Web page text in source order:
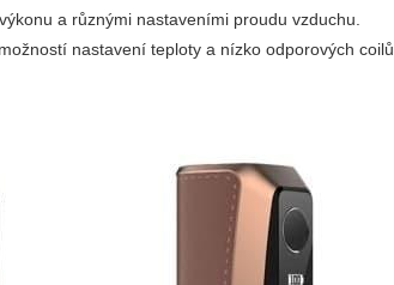
a různými nastaveními proudu vzduchu.
nastavení teploty a nízko odporových coilů.